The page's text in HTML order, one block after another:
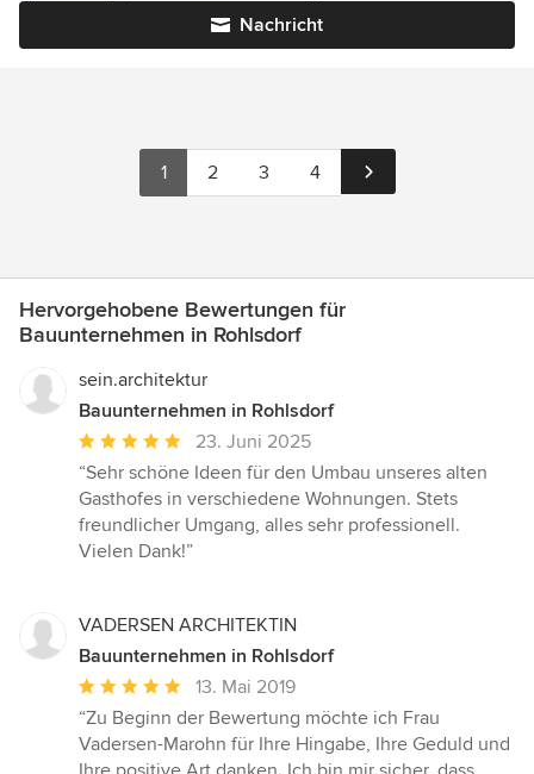
Nachricht
1 2 3 4
Hervorgehobene Bewertungen für
Bauunternehmen in Rohlsdorf
sein.architektur
Bauunternehmen in Rohlsdorf
Durchschnittliche
Bewertung:
5
von
5
23. Juni 2025
“Sehr schöne Ideen für den Umbau unseres alten
Gasthofes in verschiedene Wohnungen. Stets
freundlicher Umgang, alles sehr professionell.
Vielen Dank!”
VADERSEN ARCHITEKTIN
Bauunternehmen in Rohlsdorf
Durchschnittliche
Bewertung:
5
von
13. Mai 2019
“Zu Beginn der Bewertung möchte ich Frau
Vadersen-Marohn für Ihre Hingabe, Ihre Geduld und